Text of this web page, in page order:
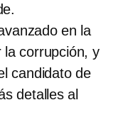
en la
la corrupción, y
candidato de
detalles al